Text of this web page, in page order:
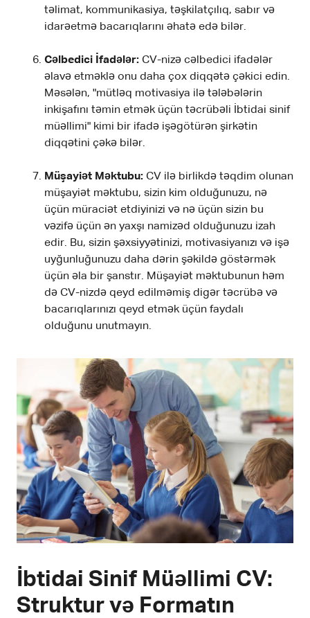
təlimat, kommunikasiya, təşkilatçılıq, sabır və
idarəetmə bacarıqlarını əhatə edə bilər.
Cəlbedici İfadələr: CV-nizə cəlbedici ifadələr
əlavə etməklə onu daha çox diqqətə çəkici edin.
Məsələn, "mütləq motivasiya ilə tələbələrin
inkişafını təmin etmək üçün təcrübəli İbtidai sinif
müəllimi" kimi bir ifadə işəgötürən şirkətin
diqqətini çəkə bilər.
Müşayiət Məktubu: CV ilə birlikdə təqdim olunan
müşayiət məktubu, sizin kim olduğunuzu, nə
üçün müraciət etdiyinizi və nə üçün sizin bu
vəzifə üçün ən yaxşı namizəd olduğunuzu izah
edir. Bu, sizin şəxsiyyətinizi, motivasiyanızı və işə
uyğunluğunuzu daha dərin şəkildə göstərmək
üçün əla bir şanstır. Müşayiət məktubunun həm
də CV-nizdə qeyd edilməmiş digər təcrübə və
bacarıqlarınızı qeyd etmək üçün faydalı
olduğunu unutmayın.
İbtidai Sinif Müəllimi CV:
Struktur və Formatın